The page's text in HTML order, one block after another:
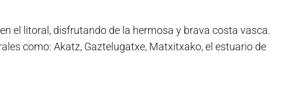
el litoral, disfrutando de la hermosa y brava costa vasca.
como: Akatz, Gaztelugatxe, Matxitxako, el estuario de